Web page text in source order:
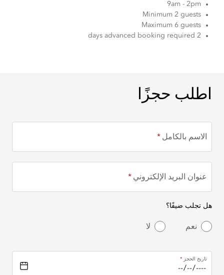
9am - 2pm
Minimum 2 guests
Maximum 6 guests
2 days advanced booking required
اطلب حجزًا
اطلب حجزًا
الاسم بالكامل
عنوان البريد الإلكتروني
هل تجلب ضيفًا؟
نعم لا
تاريخ الحجز